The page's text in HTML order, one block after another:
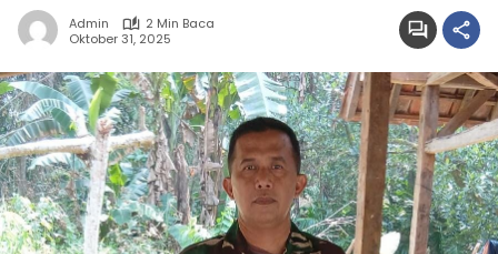
Admin
2 Min Baca
Oktober 31, 2025